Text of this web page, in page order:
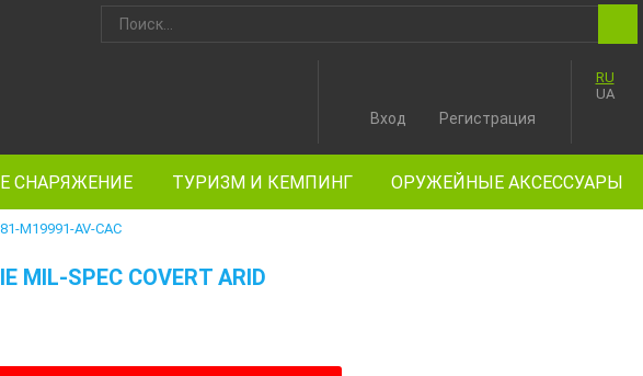
RU
UA
Вход Регистрация
СНАРЯЖЕНИЕ ТУРИЗМ И КЕМПИНГ ОРУЖЕЙНЫЕ АКСЕССУАРЫ
M19991-AV-CAC
MIL-SPEC COVERT ARID